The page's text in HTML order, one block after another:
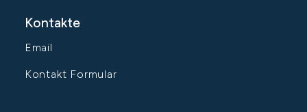
Kontakte
Email
Kontakt Formular